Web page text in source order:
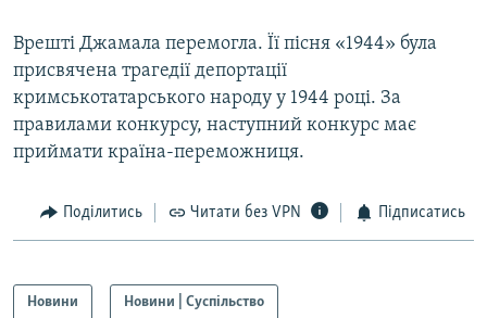
Врешті Джамала перемогла. Її пісня «1944» була
присвячена трагедії депортації
кримськотатарського народу у 1944 році. За
правилами конкурсу, наступний конкурс має
приймати країна-переможниця.
Поділитись Читати без VPN Підписатись
Новини Новини | Суспільство